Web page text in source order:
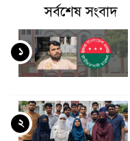
সর্বশেষ সংবাদ
১
২